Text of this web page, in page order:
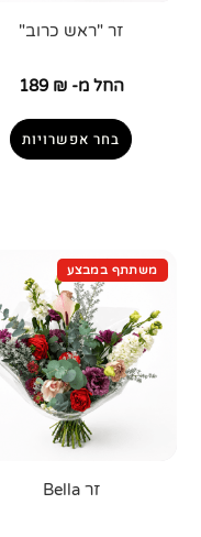
זר "ראש כרוב"
החל מ- 189 ₪
בחר אפשרויות
זר Bella